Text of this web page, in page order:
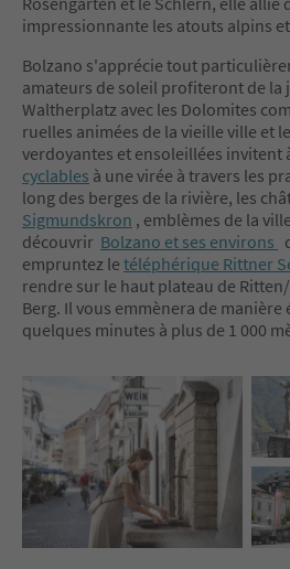
impressionnante les atouts alpins
Bolzano s'apprécie tout
amateurs de soleil profiteront de la
Waltherplatz avec les Dolomites
ruelles animées de la vieille ville et
verdoyantes et ensoleillées invitent
cyclables à une virée à travers les
long des berges de la rivière, les
Sigmundskron , emblèmes de la
découvrir Bolzano et ses environs
empruntez le téléphérique Rittner
rendre sur le haut plateau de
Berg. Il vous emmènera de manière
quelques minutes à plus de 1 000